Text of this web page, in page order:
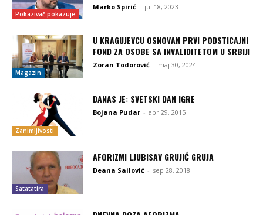
Pokazivač pokazuje
Marko Spirić - jul 18, 2023
Magazin
U KRAGUJEVCU OSNOVAN PRVI PODSTICAJNI
FOND ZA OSOBE SA INVALIDITETOM U SRBIJI
Zoran Todorović - maj 30, 2024
Zanimljivosti
DANAS JE: SVETSKI DAN IGRE
Bojana Pudar - apr 29, 2015
Satatatira
AFORIZMI LJUBISAV GRUJIĆ GRUJA
Deana Sailović - sep 28, 2018